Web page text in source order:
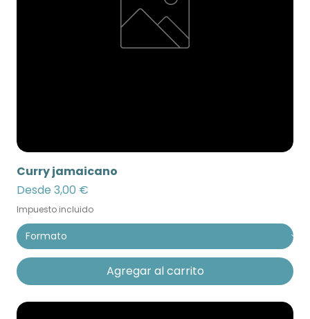
Curry jamaicano
Desde 3,00 €
Precio de oferta
Impuesto incluido
Agregar al carrito